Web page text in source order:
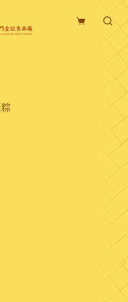
購